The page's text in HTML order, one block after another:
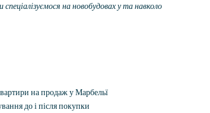
на новобудовах у та навколо
на продаж у Марбельї
до і після покупки